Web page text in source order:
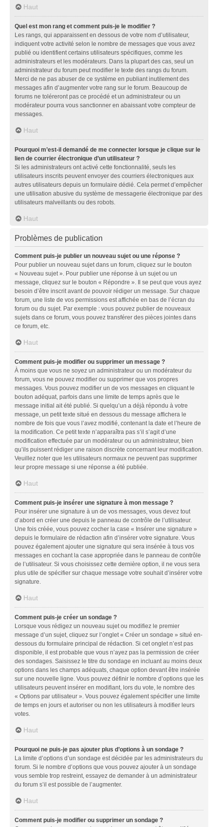
Haut
Quel est mon rang et comment puis-je le modifier ?
Les rangs, qui apparaissent en dessous de votre nom d’utilisateur,
indiquent votre activité selon le nombre de messages que vous avez
publié ou identifient certains utilisateurs spécifiques, comme les
administrateurs et les modérateurs. Dans la plupart des cas, seul un
administrateur du forum peut modifier le texte des rangs du forum.
Merci de ne pas abuser de ce système en publiant inutilement des
messages afin d’augmenter votre rang sur le forum. Beaucoup de
forums ne toléreront pas ce procédé et un administrateur ou un
modérateur pourra vous sanctionner en abaissant votre compteur de
messages.
Haut
Pourquoi m’est-il demandé de me connecter lorsque je clique sur le
lien de courrier électronique d’un utilisateur ?
Si les administrateurs ont activé cette fonctionnalité, seuls les
utilisateurs inscrits peuvent envoyer des courriers électroniques aux
autres utilisateurs depuis un formulaire dédié. Cela permet d’empêcher
une utilisation abusive du système de messagerie électronique par des
utilisateurs malveillants ou des robots.
Haut
Problèmes de publication
Comment puis-je publier un nouveau sujet ou une réponse ?
Pour publier un nouveau sujet dans un forum, cliquez sur le bouton
« Nouveau sujet ». Pour publier une réponse à un sujet ou un
message, cliquez sur le bouton « Répondre ». Il se peut que vous ayez
besoin d’être inscrit avant de pouvoir rédiger un message. Sur chaque
forum, une liste de vos permissions est affichée en bas de l’écran du
forum ou du sujet. Par exemple : vous pouvez publier de nouveaux
sujets dans ce forum, vous pouvez transférer des pièces jointes dans
ce forum, etc.
Haut
Comment puis-je modifier ou supprimer un message ?
À moins que vous ne soyez un administrateur ou un modérateur du
forum, vous ne pouvez modifier ou supprimer que vos propres
messages. Vous pouvez modifier un de vos messages en cliquant le
bouton adéquat, parfois dans une limite de temps après que le
message initial ait été publié. Si quelqu’un a déjà répondu à votre
message, un petit texte situé en dessous du message affichera le
nombre de fois que vous l’avez modifié, contenant la date et l’heure de
la modification. Ce petit texte n’apparaîtra pas s’il s’agit d’une
modification effectuée par un modérateur ou un administrateur, bien
qu’ils puissent rédiger une raison discrète concernant leur modification.
Veuillez noter que les utilisateurs normaux ne peuvent pas supprimer
leur propre message si une réponse a été publiée.
Haut
Comment puis-je insérer une signature à mon message ?
Pour insérer une signature à un de vos messages, vous devez tout
d’abord en créer une depuis le panneau de contrôle de l’utilisateur.
Une fois créée, vous pouvez cocher la case « Insérer une signature »
depuis le formulaire de rédaction afin d’insérer votre signature. Vous
pouvez également ajouter une signature qui sera insérée à tous vos
messages en cochant la case appropriée dans le panneau de contrôle
de l’utilisateur. Si vous choisissez cette dernière option, il ne vous sera
plus utile de spécifier sur chaque message votre souhait d’insérer votre
signature.
Haut
Comment puis-je créer un sondage ?
Lorsque vous rédigez un nouveau sujet ou modifiez le premier
message d’un sujet, cliquez sur l’onglet « Créer un sondage » situé en-
dessous du formulaire principal de rédaction. Si cet onglet n’est pas
disponible, il est probable que vous n’ayez pas la permission de créer
des sondages. Saisissez le titre du sondage en incluant au moins deux
options dans les champs adéquats, chaque option devant être insérée
sur une nouvelle ligne. Vous pouvez définir le nombre d’options que les
utilisateurs peuvent insérer en modifiant, lors du vote, le nombre des
« Options par utilisateur ». Vous pouvez également spécifier une limite
de temps en jours et autoriser ou non les utilisateurs à modifier leurs
votes.
Haut
Pourquoi ne puis-je pas ajouter plus d’options à un sondage ?
La limite d’options d’un sondage est décidée par les administrateurs du
forum. Si le nombre d’options que vous pouvez ajouter à un sondage
vous semble trop restreint, essayez de demander à un administrateur
du forum s’il est possible de l’augmenter.
Haut
Comment puis-je modifier ou supprimer un sondage ?